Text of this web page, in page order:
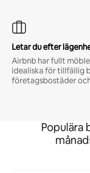
Letar du efter
Airbnb har fullt
idealiska för tillfällig
företagsbostäder
Populära